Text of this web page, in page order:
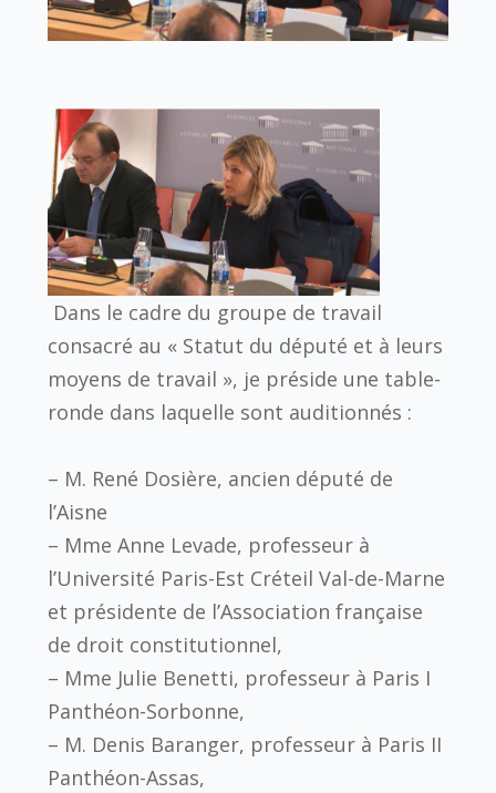
Dans le cadre du groupe de travail
consacré au « Statut du député et à leurs
moyens de travail », je préside une table-
ronde dans laquelle sont auditionnés :
– M. René Dosière, ancien député de
l’Aisne
– Mme Anne Levade, professeur à
l’Université Paris-Est Créteil Val-de-Marne
et présidente de l’Association française
de droit constitutionnel,
– Mme Julie Benetti, professeur à Paris I
Panthéon-Sorbonne,
– M. Denis Baranger, professeur à Paris II
Panthéon-Assas,